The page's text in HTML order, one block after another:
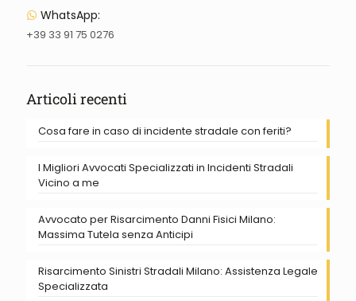
WhatsApp:
+39 33 91 75 0276
Articoli recenti
Cosa fare in caso di incidente stradale con feriti?
I Migliori Avvocati Specializzati in Incidenti Stradali
Vicino a me
Avvocato per Risarcimento Danni Fisici Milano:
Massima Tutela senza Anticipi
Risarcimento Sinistri Stradali Milano: Assistenza Legale
Specializzata